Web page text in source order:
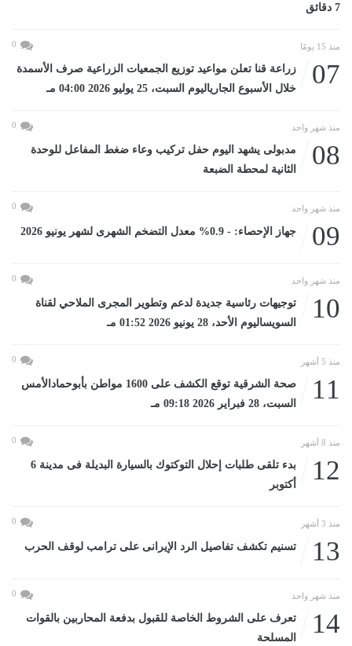
7 دقائق
منذ 15 يومًا 0
07
زراعة قنا تعلن مواعيد توزيع الجمعيات الزراعية صرف الأسمدة
خلال الأسبوع الجارياليوم السبت، 25 يوليو 2026 04:00 مـ
منذ شهر واحد 0
08
مدبولى يشهد اليوم حفل تركيب وعاء ضغط المفاعل للوحدة
الثانية لمحطة الضبعة
منذ شهر واحد 0
09 جهاز الإحصاء: - 0.9% معدل التضخم الشهرى لشهر يونيو 2026
منذ شهر واحد 0
10
توجيهات رئاسية جديدة لدعم وتطوير المجرى الملاحي لقناة
السويساليوم الأحد، 28 يونيو 2026 01:52 مـ
منذ 5 أشهر 0
11
صحة الشرقية توقع الكشف على 1600 مواطن بأبوحمادالأمس
السبت، 28 فبراير 2026 09:18 مـ
منذ 8 أشهر 0
12
بدء تلقى طلبات إحلال التوكتوك بالسيارة البديلة فى مدينة 6
أكتوبر
منذ 3 أشهر 0
13 تسنيم تكشف تفاصيل الرد الإيرانى على ترامب لوقف الحرب
منذ شهر واحد 0
14
تعرف على الشروط الخاصة للقبول بدفعة المحاربين بالقوات
المسلحة